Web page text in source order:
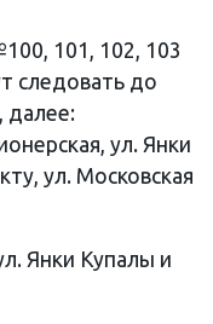
101, 102, 103
следовать до
далее:
ул. Янки
ул. Московская
Янки Купалы и